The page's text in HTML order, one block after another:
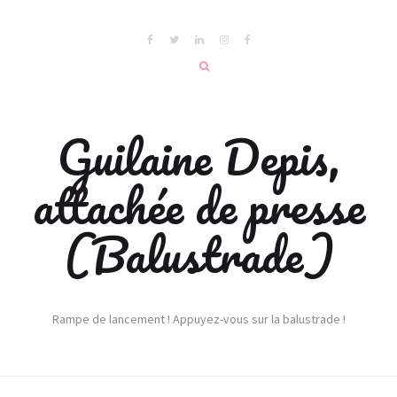
Guilaine Depis,
attachée de presse
(Balustrade)
Rampe de lancement ! Appuyez-vous sur la balustrade !